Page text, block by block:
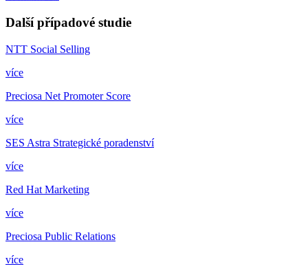
Další případové studie
NTT Social Selling
více
Preciosa Net Promoter Score
více
SES Astra Strategické poradenství
více
Red Hat Marketing
více
Preciosa Public Relations
více